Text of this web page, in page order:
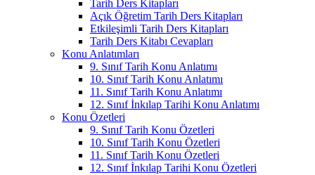
Tarih Ders Kitapları
Açık Öğretim Tarih Ders Kitapları
Etkileşimli Tarih Ders Kitapları
Tarih Ders Kitabı Cevapları
Konu Anlatımları
9. Sınıf Tarih Konu Anlatımı
10. Sınıf Tarih Konu Anlatımı
11. Sınıf Tarih Konu Anlatımı
12. Sınıf İnkılap Tarihi Konu Anlatımı
Konu Özetleri
9. Sınıf Tarih Konu Özetleri
10. Sınıf Tarih Konu Özetleri
11. Sınıf Tarih Konu Özetleri
12. Sınıf İnkılap Tarihi Konu Özetleri